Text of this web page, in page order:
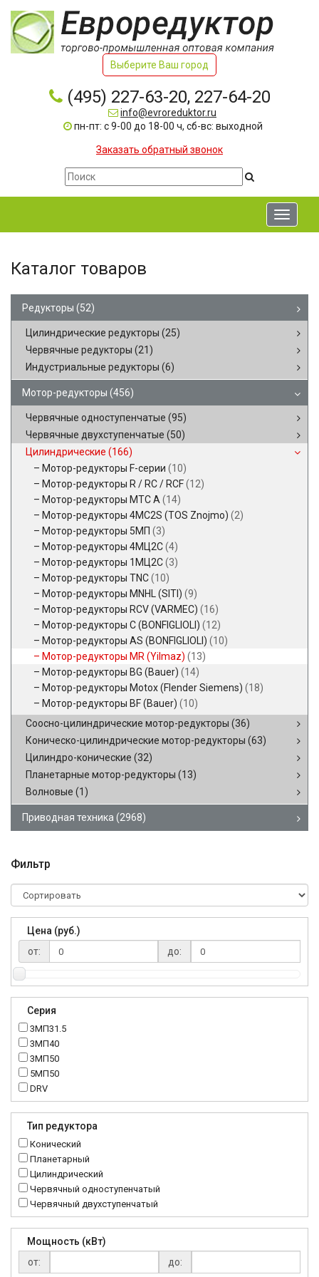
Выберите Ваш город
(495) 227-63-20, 227-64-20
info@evroreduktor.ru
пн-пт: с 9-00 до 18-00 ч, сб-вс: выходной
Заказать обратный звонок
Toggle
Каталог товаров
Редукторы (52)
Цилиндрические редукторы (25)
Червячные редукторы (21)
Индустриальные редукторы (6)
Мотор-редукторы (456)
Червячные одноступенчатые (95)
Червячные двухступенчатые (50)
Цилиндрические (166)
Мотор-редукторы F-серии (10)
Мотор-редукторы R / RC / RCF(12)
Мотор-редукторы MTC A (14)
Мотор-редукторы 4MC2S (TOS Znojmo) (2)
Мотор-редукторы 5МП (3)
Мотор-редукторы 4МЦ2С(4)
Мотор-редукторы 1МЦ2С(3)
Мотор-редукторы TNC(10)
Мотор-редукторы MNHL (SITI) (9)
Мотор-редукторы RCV (VARMEC) (16)
Мотор-редукторы C (BONFIGLIOLI) (12)
Мотор-редукторы AS (BONFIGLIOLI) (10)
Мотор-редукторы MR (Yilmaz) (13)
Мотор-редукторы BG (Bauer) (14)
Мотор-редукторы Motox (Flender Siemens) (18)
Мотор-редукторы BF (Bauer) (10)
Соосно-цилиндрические мотор-редукторы (36)
Коническо-цилиндрические мотор-редукторы (63)
Цилиндро-конические (32)
Планетарные мотор-редукторы (13)
Волновые (1)
Приводная техника (2968)
Фильтр
Цена (руб.)
от:
до:
Серия
3МП31.5
3МП40
3МП50
5МП50
DRV
K..DR
MTC
NMRV
RC
Тип редуктора
Конический
Планетарный
Цилиндрический
Червячный одноступенчатый
Червячный двухступенчатый
Мощность (кВт)
от:
до: